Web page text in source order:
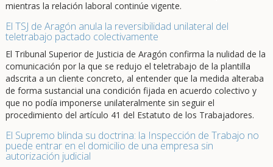
mientras la relación laboral continúe vigente.
El TSJ de Aragón anula la reversibilidad unilateral del
teletrabajo pactado colectivamente
El Tribunal Superior de Justicia de Aragón confirma la nulidad de la
comunicación por la que se redujo el teletrabajo de la plantilla
adscrita a un cliente concreto, al entender que la medida alteraba
de forma sustancial una condición fijada en acuerdo colectivo y
que no podía imponerse unilateralmente sin seguir el
procedimiento del artículo 41 del Estatuto de los Trabajadores.
El Supremo blinda su doctrina: la Inspección de Trabajo no
puede entrar en el domicilio de una empresa sin
autorización judicial